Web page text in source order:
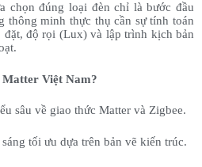
chọn đúng loại đèn chỉ là bước đầu
thông minh thực thụ cần sự tính toán
độ rọi (Lux) và lập trình kịch bản
Matter Việt Nam?
sâu về giao thức Matter và Zigbee.
tối ưu dựa trên bản vẽ kiến trúc.